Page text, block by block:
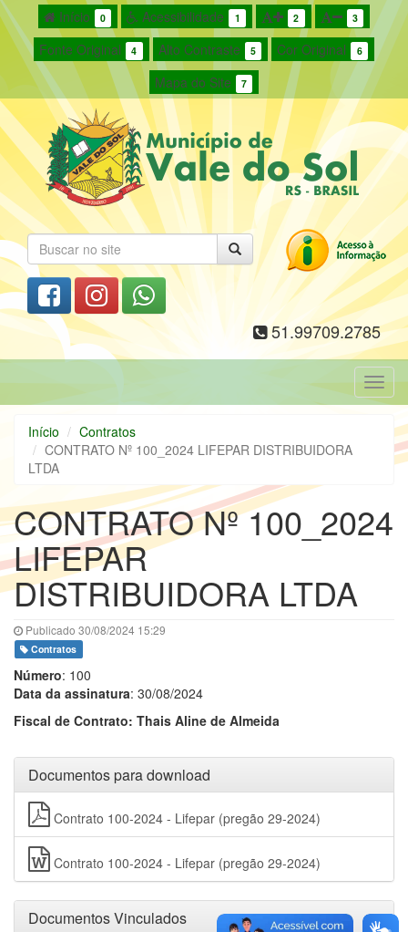
Início 0 Acessibilidade 1 2 3
Fonte Original 4 Alto Contraste 5 Cor Original 6
Mapa do Site 7
51.99709.2785
Início
Contratos
CONTRATO Nº 100_2024 LIFEPAR DISTRIBUIDORA
LTDA
CONTRATO Nº 100_2024
LIFEPAR
DISTRIBUIDORA LTDA
Publicado 30/08/2024 15:29
Contratos
Número: 100
Data da assinatura: 30/08/2024
Fiscal de Contrato: Thais Aline de Almeida
Documentos para download
Contrato 100-2024 - Lifepar (pregão 29-2024)
Contrato 100-2024 - Lifepar (pregão 29-2024)
Documentos Vinculados